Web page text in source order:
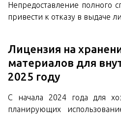
Непредоставление полного
привести к отказу в выдаче
Лицензия на
материалов для
2025 году
С начала 2024 года для
планирующих